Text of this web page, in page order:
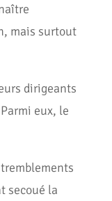
mais surtout
dirigeants
eux, le
secoué la